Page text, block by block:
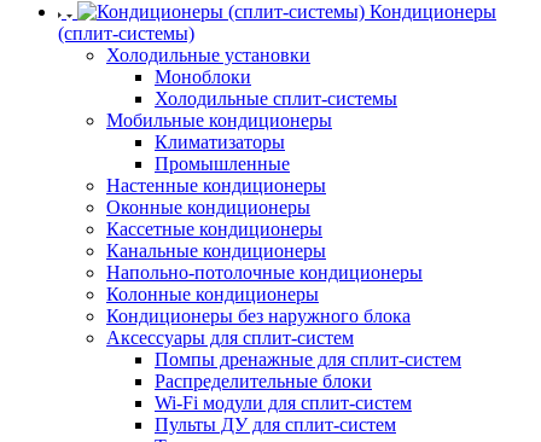
Кондиционеры
(сплит-системы)
Холодильные установки
Моноблоки
Холодильные сплит-системы
Мобильные кондиционеры
Климатизаторы
Промышленные
Настенные кондиционеры
Оконные кондиционеры
Кассетные кондиционеры
Канальные кондиционеры
Напольно-потолочные кондиционеры
Колонные кондиционеры
Кондиционеры без наружного блока
Аксессуары для сплит-систем
Помпы дренажные для сплит-систем
Распределительные блоки
Wi-Fi модули для сплит-систем
Пульты ДУ для сплит-систем